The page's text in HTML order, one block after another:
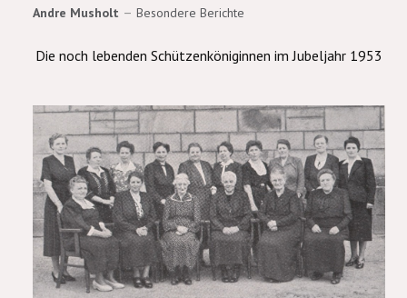
Andre Musholt Besondere Berichte
Die noch lebenden Schützenköniginnen im Jubeljahr 1953